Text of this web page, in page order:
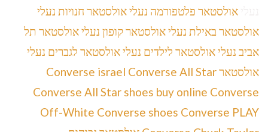
אולסטאר פלטפורמה נעלי אולסטאר חנויות נעלי
אולסטאר באילת נעלי אולסטאר קופון נעלי אולסטאר תל
אביב נעלי אולסטאר לילדים נעלי אולסטאר לגברים נעלי
אולסטאר Converse israel Converse All Star
Converse All Star shoes buy online Converse
Off-White Converse shoes Converse PLAY